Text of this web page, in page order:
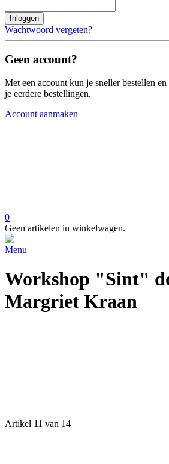
Inloggen
Wachtwoord vergeten?
Geen account?
Met een account kun je sneller bestellen
je eerdere bestellingen.
Account aanmaken
0
Geen artikelen in winkelwagen.
Menu
Workshop "Sint"
Margriet Kraan
Artikel 11 van 14